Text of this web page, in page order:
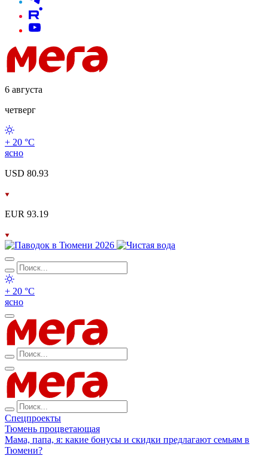
6 августа
четверг
+ 20 °С
ясно
USD 80.93
EUR 93.19
+ 20 °С
ясно
Спецпроекты
Тюмень процветающая
Мама, папа, я: какие бонусы и скидки предлагают семьям в
Тюмени?